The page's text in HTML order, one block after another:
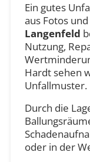
Ein gutes
aus Fotos
Langenfeld
Nutzung,
Hardt sehen
Unfallmuster.
Durch die
oder in der